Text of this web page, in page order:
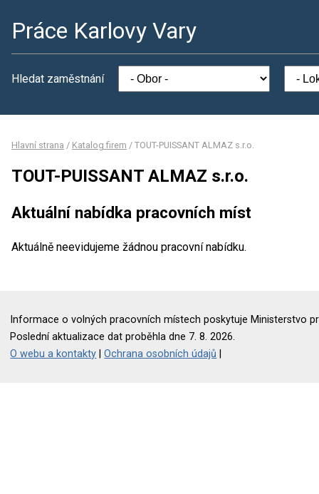
Práce Karlovy Vary
Hledat zaměstnání
Hlavní strana / Katalog firem / TOUT-PUISSANT ALMAZ s.r.o.
TOUT-PUISSANT ALMAZ s.r.o.
Aktuální nabídka pracovních míst
Aktuálně neevidujeme žádnou pracovní nabídku.
Informace o volných pracovních místech poskytuje Ministerstvo
Poslední aktualizace dat proběhla dne 7. 8. 2026.
O webu a kontakty |Ochrana osobních údajů